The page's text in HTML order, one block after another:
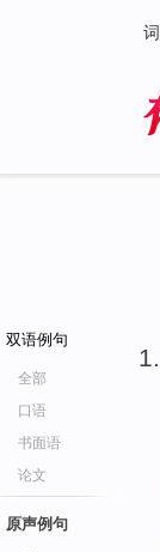
双语例句
全部
口语
书面语
论文
原声例句